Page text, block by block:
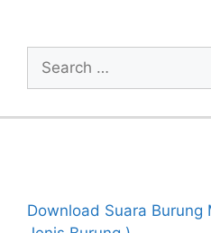
Search
for:
Download Suara Burung